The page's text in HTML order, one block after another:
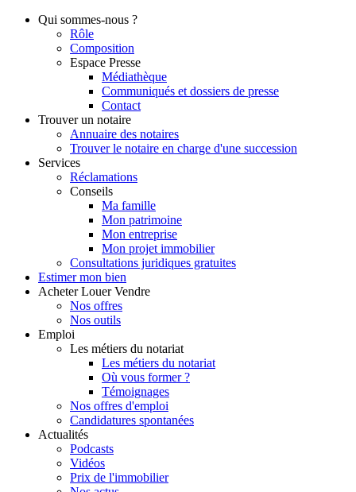
Qui sommes-nous ?
Rôle
Composition
Espace Presse
Médiathèque
Communiqués et dossiers de presse
Contact
Trouver un notaire
Annuaire des notaires
Trouver le notaire en charge d'une succession
Services
Réclamations
Conseils
Ma famille
Mon patrimoine
Mon entreprise
Mon projet immobilier
Consultations juridiques gratuites
Estimer mon bien
Acheter Louer Vendre
Nos offres
Nos outils
Emploi
Les métiers du notariat
Les métiers du notariat
Où vous former ?
Témoignages
Nos offres d'emploi
Candidatures spontanées
Actualités
Podcasts
Vidéos
Prix de l'immobilier